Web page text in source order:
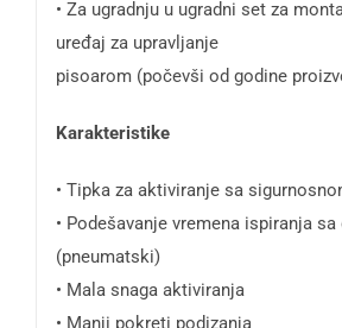
• Za ugradnju u ugradni set za
uređaj za upravljanje
pisoarom (počevši od godine
Karakteristike
• Tipka za aktiviranje sa
• Podešavanje vremena ispiranja
(pneumatski)
• Mala snaga aktiviranja
• Manji pokreti podizanja